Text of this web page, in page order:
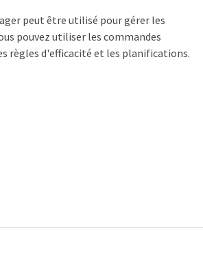
peut être utilisé pour gérer les
pouvez utiliser les commandes
règles d'efficacité et les planifications.